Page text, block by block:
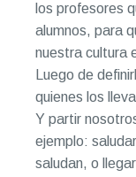
los profesores
alumnos, para
nuestra cultura
Luego de
quienes los
Y partir
ejemplo:
saludan, o